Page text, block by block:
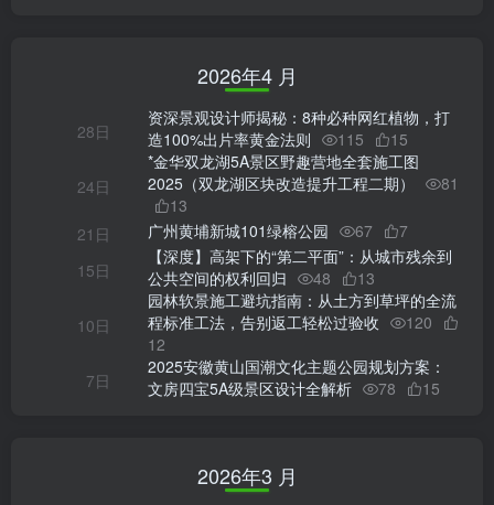
2026年4 月
28日
资深景观设计师揭秘：8种必种网红植物，打
造100%出片率黄金法则
115 15
24日
*金华双龙湖5A景区野趣营地全套施工图
2025（双龙湖区块改造提升工程二期）
81
13
21日
广州黄埔新城101绿榕公园 67
7
15日
【深度】高架下的“第二平面”：从城市残余到
公共空间的权利回归
48 13
10日
园林软景施工避坑指南：从土方到草坪的全流
程标准工法，告别返工轻松过验收
120
12
7日
2025安徽黄山国潮文化主题公园规划方案：
文房四宝5A级景区设计全解析
78 15
2026年3 月